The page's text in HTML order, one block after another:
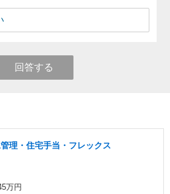
回答する
理・住宅手当・フレックス
万円